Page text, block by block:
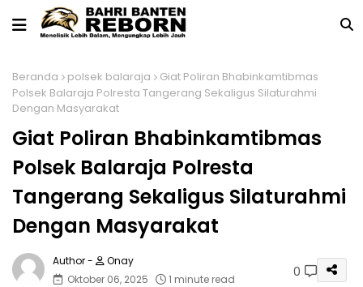
Beranda polsek balaraja
Giat Poliran Bhabinkamtibmas
Polsek Balaraja Polresta Tangerang Sekaligus Silaturahmi
Dengan Masyarakat
Giat Poliran Bhabinkamtibmas
Polsek Balaraja Polresta
Tangerang Sekaligus Silaturahmi
Dengan Masyarakat
Onay
Oktober 06, 2025
1 minute read 0